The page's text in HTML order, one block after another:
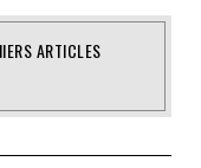
ARTICLES